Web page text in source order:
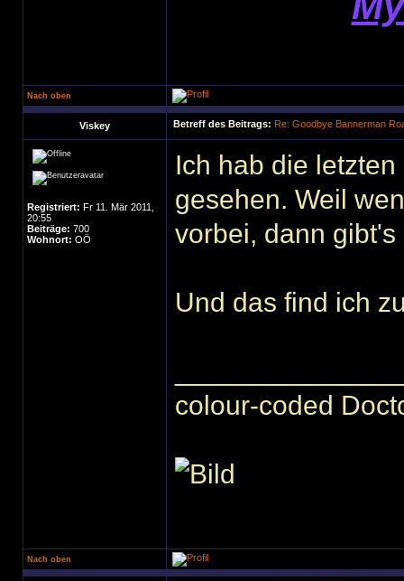
Nach oben
Viskey Betreff des Beitrags: Re: Goodbye Bannerman
Registriert: Fr 11. Mär 2011,
20:55
Beiträge: 700
Wohnort: OÖ
Ich hab die
gesehen. Weil
vorbei, dann gibt's
Und das find ich
colour-coded
Nach oben